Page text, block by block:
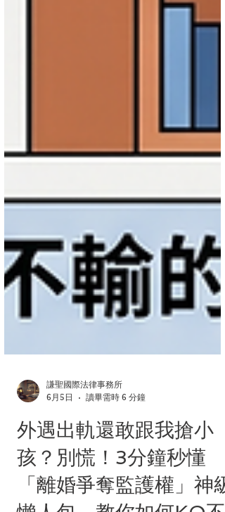
6月5日
讀畢需時 6 分鐘
外遇出軌還敢跟我搶小
孩？別慌！3分鐘秒懂